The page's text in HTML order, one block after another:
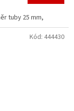
tuby 25 mm,
Kód: 444430